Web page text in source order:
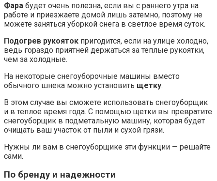
Фара будет очень полезна, если вы с раннего утра на
работе и приезжаете домой лишь затемно, поэтому не
можете заняться уборкой снега в светлое время суток.
Подогрев рукояток пригодится, если на улице холодно,
ведь гораздо приятней держаться за теплые рукоятки,
чем за холодные.
На некоторые снегоуборочные машины вместо
обычного шнека можно установить щетку.
В этом случае вы сможете использовать снегоуборщик
и в теплое время года. С помощью щетки вы превратите
снегоуборщик в подметальную машину, которая будет
очищать ваш участок от пыли и сухой грязи.
Нужны ли вам в снегоуборщике эти функции — решайте
сами.
По бренду и надежности